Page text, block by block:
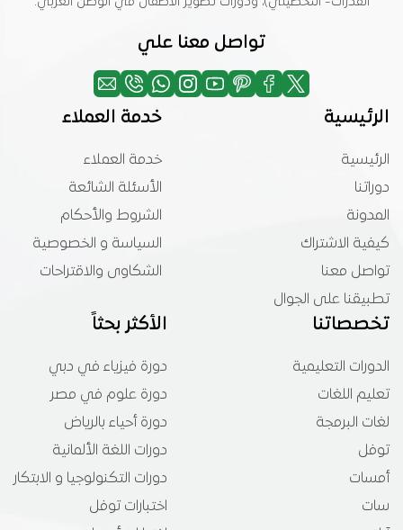
تواصل معنا علي
الرئيسية
الرئيسية
دوراتنا
المدونة
كيفية الاشتراك
تواصل معنا
تطبيقنا على الجوال
خدمة العملاء
خدمة العملاء
الأسئلة الشائعة
الشروط والأحكام
السياسة و الخصوصية
الشكاوى والاقتراحات
تخصصاتنا
الدورات التعليمية
تعليم اللغات
لغات البرمجة
توفل
أمسات
سات
الأكثر بحثاً
دورة فيزياء في دبي
دورة علوم في مصر
دورة أحياء بالرياض
دورات اللغة الألمانية
دورات التكنولوجيا و الابتكار
اختبارات توفل